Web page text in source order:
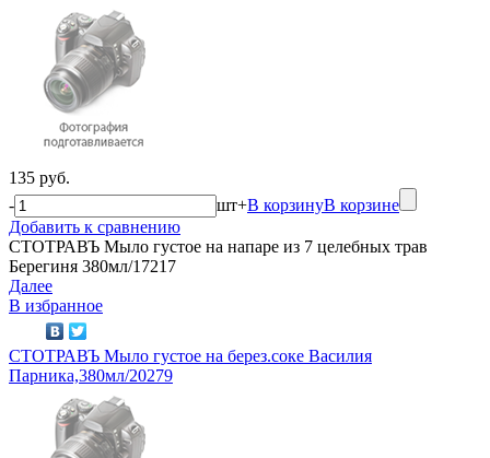
135 руб.
-
шт+В корзинуВ корзине
Добавить к сравнению
СТОТРАВЪ Мыло густое на напаре из 7 целебных трав
Берегиня 380мл/17217
Далее
В избранное
СТОТРАВЪ Мыло густое на берез.соке Василия
Парника,380мл/20279